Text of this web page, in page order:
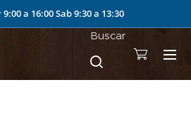
a 16:00Sab 9:30 a 13:30
Buscar